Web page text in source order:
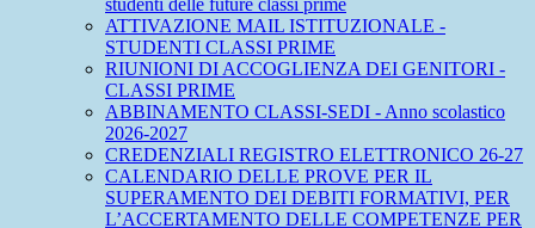
studenti delle future classi prime
ATTIVAZIONE MAIL ISTITUZIONALE -
STUDENTI CLASSI PRIME
RIUNIONI DI ACCOGLIENZA DEI GENITORI -
CLASSI PRIME
ABBINAMENTO CLASSI-SEDI - Anno scolastico
2026-2027
CREDENZIALI REGISTRO ELETTRONICO 26-27
CALENDARIO DELLE PROVE PER IL
SUPERAMENTO DEI DEBITI FORMATIVI, PER
L’ACCERTAMENTO DELLE COMPETENZE PER